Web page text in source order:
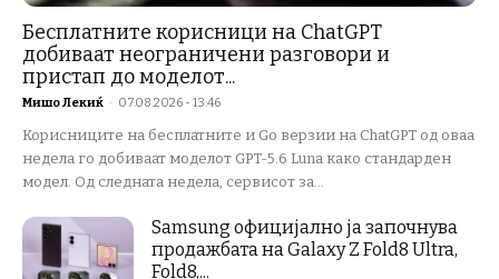
Бесплатните корисници на ChatGPT
добиваат неограничени разговори и
пристап до моделот...
Мишо Лекиќ - 07.08.2026 - 13:46
Корисниците на бесплатните и Go верзии на ChatGPT од оваа
недела го добиваат моделот GPT-5.6 Luna како стандарден
модел. Од следната недела, сервисот за...
Samsung официјално ја започнува
продажбата на Galaxy Z Fold8 Ultra,
Fold8,...